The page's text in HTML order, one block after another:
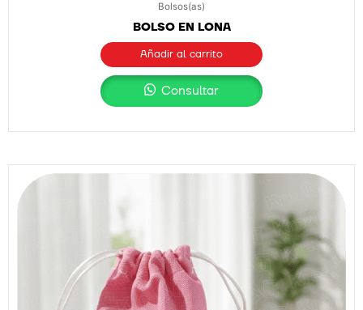
Bolsos(as)
BOLSO EN LONA
Añadir al carrito
Consultar